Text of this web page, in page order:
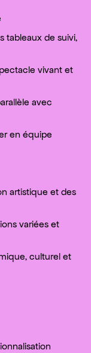
tableaux de suivi,
vivant et
avec
en équipe
artistique et des
variées et
culturel et